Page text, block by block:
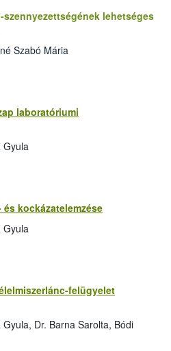
lehetséges
Szabó Mária
laboratóriumi
Gyula
kockázatelemzése
Gyula
felügyelet
Dr. Barna Sarolta, Bódi